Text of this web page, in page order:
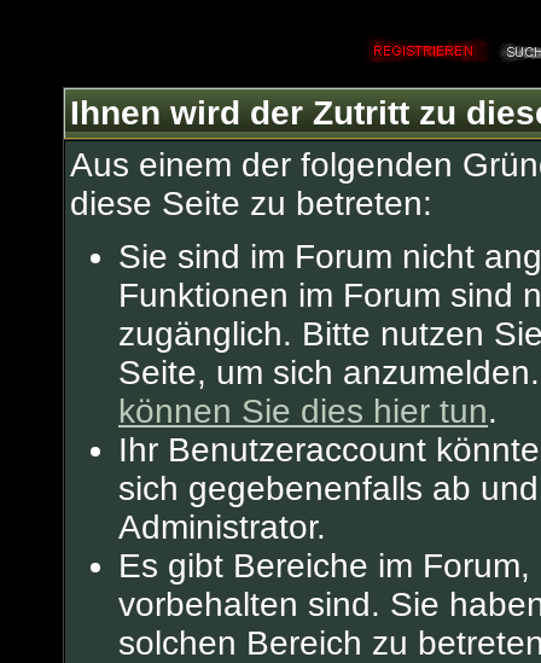
Ihnen wird der Zutritt zu
Aus einem der folgenden
diese Seite zu betreten:
Sie sind im Forum nicht
Funktionen im Forum sind
zugänglich. Bitte nutzen
Seite, um sich
können Sie dies hier tun.
Ihr Benutzeraccount
sich gegebenenfalls ab
Administrator.
Es gibt Bereiche im
vorbehalten sind. Sie
solchen Bereich zu